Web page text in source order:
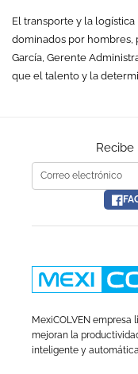
El transporte y la
dominados por hombres,
García, Gerente
que el talento y la
Correo electrónico
MexiCOLVEN
mejoran la
inteligente y